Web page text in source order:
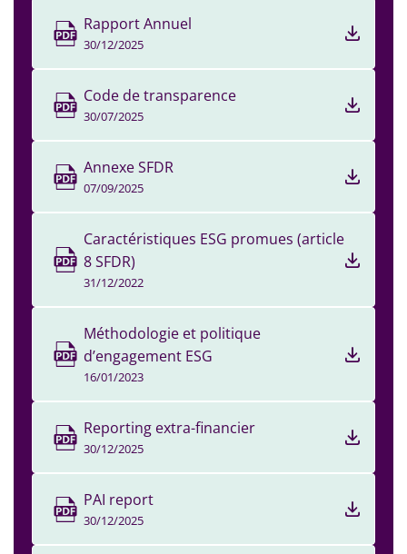
Rapport Annuel
30/12/2025
Code de transparence
30/07/2025
Annexe SFDR
07/09/2025
Caractéristiques ESG promues (article
8 SFDR)
31/12/2022
Méthodologie et politique
d’engagement ESG
16/01/2023
Reporting extra-financier
30/12/2025
PAI report
30/12/2025